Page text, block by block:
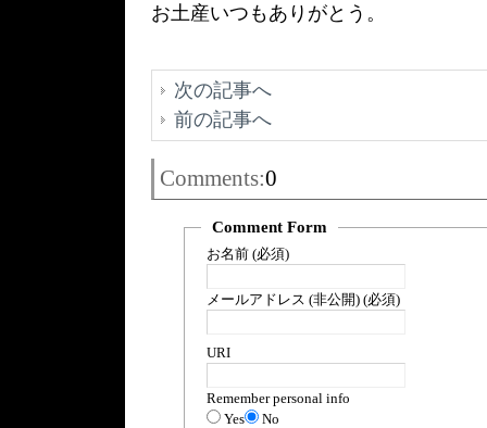
お土産いつもありがとう。
次の記事へ
前の記事へ
Comments:0
Comment Form
お名前 (必須)
メールアドレス (非公開) (必須)
URI
Remember personal info
Yes
No